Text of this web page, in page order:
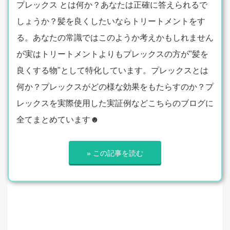
プレックス とは何か？あなたは正確に答えられるで
しょうか？髪を良くしたいならトリートメントをす
る。あなたの常識ではこのようか考えかもしれません
が実はトリートメントよりもプレックスの方が"髪を
良くする物"として特化しています。プレックスとは
何か？プレックスがどの様な効果をもたらすのか？プ
レックスを実際使用した実証例などこちらのブログに
全てまとめています☻
» この記事を読む